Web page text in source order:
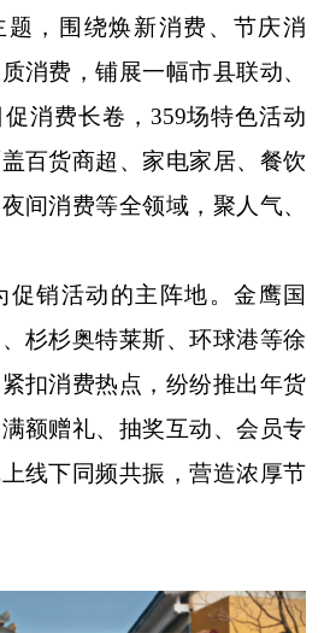
题，围绕焕新消费、节庆消
消费，铺展一幅市县联动、
消费长卷，359场特色活动
百货商超、家电家居、餐饮
间消费等全领域，聚人气、
销活动的主阵地。金鹰国
杉杉奥特莱斯、环球港等徐
扣消费热点，纷纷推出年货
额赠礼、抽奖互动、会员专
线下同频共振，营造浓厚节